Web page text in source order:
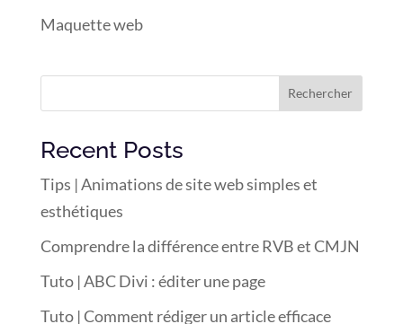
Maquette web
Rechercher
Recent Posts
Tips | Animations de site web simples et
esthétiques
Comprendre la différence entre RVB et CMJN
Tuto | ABC Divi : éditer une page
Tuto | Comment rédiger un article efficace